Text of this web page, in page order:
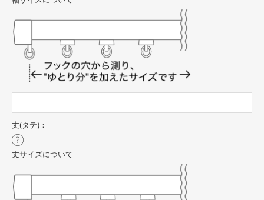
丈(タテ)：
丈サイズについて